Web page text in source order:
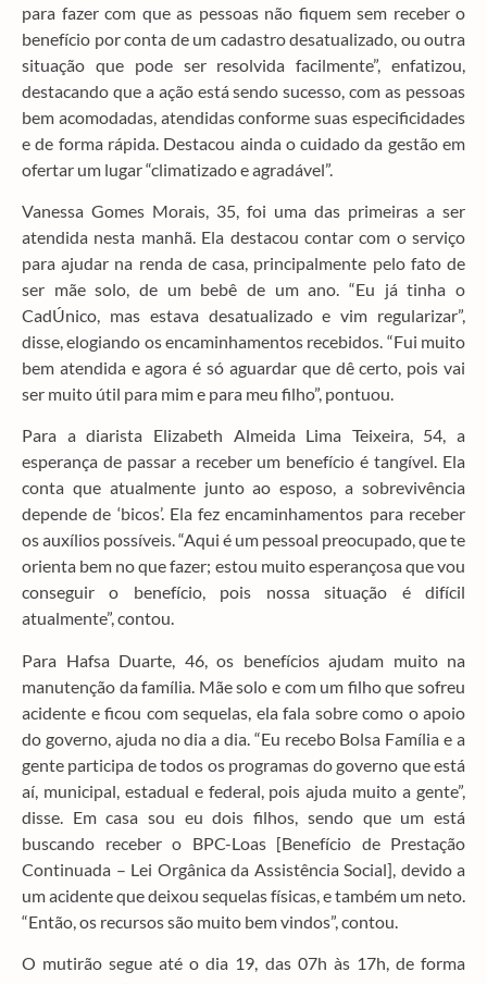
para fazer com que as pessoas não fiquem sem receber o
benefício por conta de um cadastro desatualizado, ou outra
situação que pode ser resolvida facilmente”, enfatizou,
destacando que a ação está sendo sucesso, com as pessoas
bem acomodadas, atendidas conforme suas especificidades
e de forma rápida. Destacou ainda o cuidado da gestão em
ofertar um lugar “climatizado e agradável”.
Vanessa Gomes Morais, 35, foi uma das primeiras a ser
atendida nesta manhã. Ela destacou contar com o serviço
para ajudar na renda de casa, principalmente pelo fato de
ser mãe solo, de um bebê de um ano. “Eu já tinha o
CadÚnico, mas estava desatualizado e vim regularizar”,
disse, elogiando os encaminhamentos recebidos. “Fui muito
bem atendida e agora é só aguardar que dê certo, pois vai
ser muito útil para mim e para meu filho”, pontuou.
Para a diarista Elizabeth Almeida Lima Teixeira, 54, a
esperança de passar a receber um benefício é tangível. Ela
conta que atualmente junto ao esposo, a sobrevivência
depende de ‘bicos’. Ela fez encaminhamentos para receber
os auxílios possíveis. “Aqui é um pessoal preocupado, que te
orienta bem no que fazer; estou muito esperançosa que vou
conseguir o benefício, pois nossa situação é difícil
atualmente”, contou.
Para Hafsa Duarte, 46, os benefícios ajudam muito na
manutenção da família. Mãe solo e com um filho que sofreu
acidente e ficou com sequelas, ela fala sobre como o apoio
do governo, ajuda no dia a dia. “Eu recebo Bolsa Família e a
gente participa de todos os programas do governo que está
aí, municipal, estadual e federal, pois ajuda muito a gente”,
disse. Em casa sou eu dois filhos, sendo que um está
buscando receber o BPC-Loas [Benefício de Prestação
Continuada – Lei Orgânica da Assistência Social], devido a
um acidente que deixou sequelas físicas, e também um neto.
“Então, os recursos são muito bem vindos”, contou.
O mutirão segue até o dia 19, das 07h às 17h, de forma